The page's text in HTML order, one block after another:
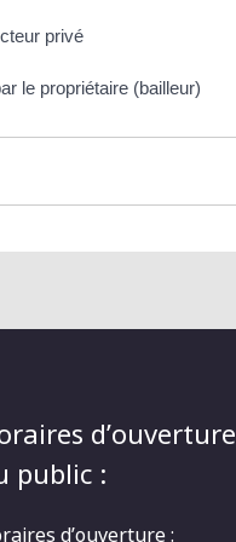
privé
le propriétaire (bailleur)
d’ouverture
public :
d’ouverture :